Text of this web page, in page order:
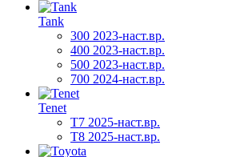
Tank
300 2023-наст.вр.
400 2023-наст.вр.
500 2023-наст.вр.
700 2024-наст.вр.
Tenet
T7 2025-наст.вр.
T8 2025-наст.вр.